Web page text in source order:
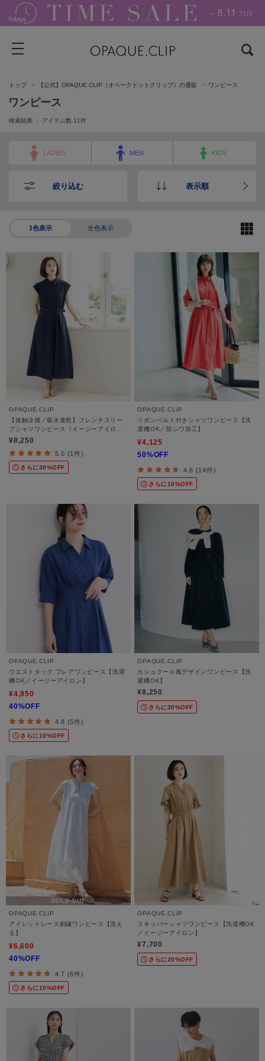
トップ 【公式】OPAQUE.CLIP（オペークドットクリップ）の通販 ワンピース
ワンピース
検索結果 ： アイテム数 11件
LADIES MEN KIDS
絞り込む 表示順
1色表示 全色表示
OPAQUE.CLIP
【接触冷感／吸水速乾】フレンチスリー
ブシャツワンピース《イージーアイロン
／洗濯機OK》
¥8,250
5.0 (1件)
さらに30%OFF
OPAQUE.CLIP
リボンベルト付きシャツワンピース【洗
濯機OK／防シワ加工】
¥4,125
50%OFF
4.6 (14件)
さらに10%OFF
OPAQUE.CLIP
ウエストタック フレアワンピース【洗濯
機OK／イージーアイロン】
¥4,950
40%OFF
4.8 (5件)
さらに10%OFF
OPAQUE.CLIP
カシュクール風デザインワンピース【洗
濯機OK】
¥8,250
さらに30%OFF
SOLD OUT
OPAQUE.CLIP
アイレットレース刺繍ワンピース【洗え
る】
¥6,600
40%OFF
4.7 (6件)
さらに10%OFF
OPAQUE.CLIP
スキッパーシャツワンピース【洗濯機OK
／イージーアイロン】
¥7,700
さらに20%OFF